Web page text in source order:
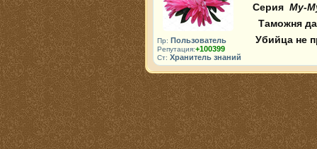
Пр: Пользователь
Репутация:+100399
Ст: Хранитель знаний
Серия Му-
Таможня
Убийца не